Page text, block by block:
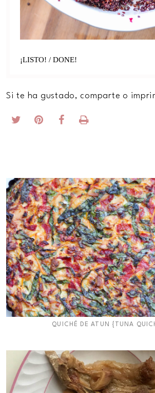
¡LISTO! / DONE!
Si te ha gustado, comparte o
QUICHÉ DE ATUN {TUNA